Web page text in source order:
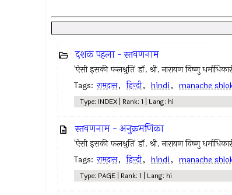
दशक पहला - स्तवणनाम
'ऐसी इसकी फलश्रुति' डॉ. श्री. नारायण विष्णु
Tags: रामदास, हिन्दी, hindi, manache
Type: INDEX | Rank: 1 | Lang: hi
स्तवणनाम - अनुक्रमणिका
'ऐसी इसकी फलश्रुति' डॉ. श्री. नारायण विष्णु
Tags: रामदास, हिन्दी, hindi, manache
Type: PAGE | Rank: 1 | Lang: hi